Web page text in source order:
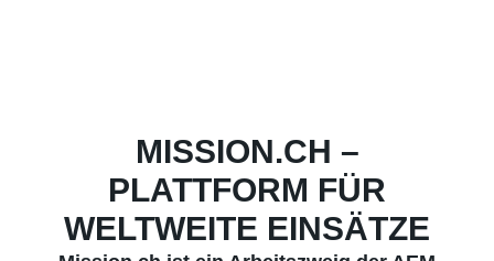
MISSION.CH –
PLATTFORM FÜR
WELTWEITE EINSÄTZE